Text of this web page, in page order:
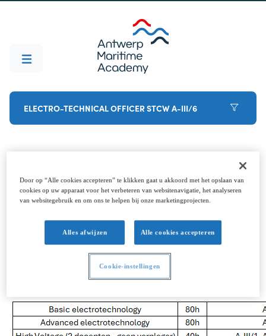
ELECTRO-TECHNICAL OFFICER STCW A-III/6
Modules
Door op “Alle cookies accepteren” te klikken gaat u akkoord met het opslaan van
cookies op uw apparaat voor het verbeteren van websitenavigatie, het analyseren
van websitegebruik en om ons te helpen bij onze marketingprojecten.
Alles afwijzen Alle cookies accepteren
Cookie-instellingen